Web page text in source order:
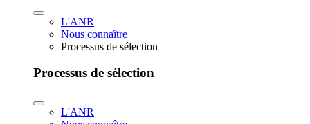
L'ANR
Nous connaître
Processus de sélection
Processus de sélection
L'ANR